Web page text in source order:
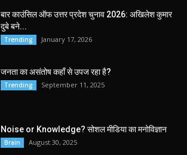
बार काउंसिल ऑफ उत्तर प्रदेश चुनाव 2026: अखिलेश कुमार
दुबे बने...
Trending January 17, 2026
जनता का असंतोष कहाँ से उपज रहा है?
Trending September 11, 2025
Noise or Knowledge? सोशल मीडिया का मनोविज्ञान
Brain August 30, 2025